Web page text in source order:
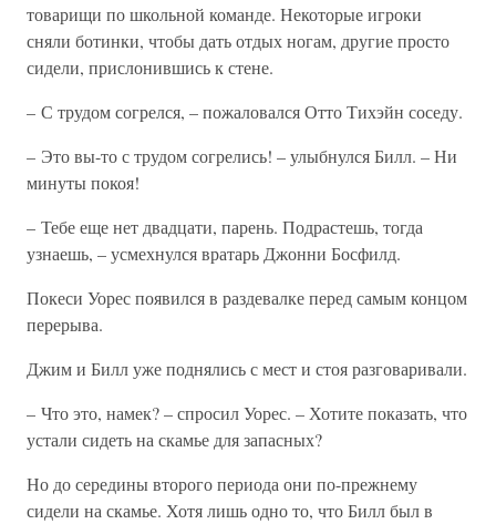
товарищи по школьной команде. Некоторые игроки
сняли ботинки, чтобы дать отдых ногам, другие просто
сидели, прислонившись к стене.
– С трудом согрелся, – пожаловался Отто Тихэйн соседу.
– Это вы-то с трудом согрелись! – улыбнулся Билл. – Ни
минуты покоя!
– Тебе еще нет двадцати, парень. Подрастешь, тогда
узнаешь, – усмехнулся вратарь Джонни Босфилд.
Покеси Уорес появился в раздевалке перед самым концом
перерыва.
Джим и Билл уже поднялись с мест и стоя разговаривали.
– Что это, намек? – спросил Уорес. – Хотите показать, что
устали сидеть на скамье для запасных?
Но до середины второго периода они по-прежнему
сидели на скамье. Хотя лишь одно то, что Билл был в